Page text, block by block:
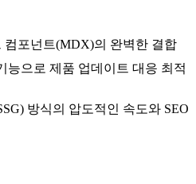
컴포넌트(MDX)의 완벽한 결합
능으로 제품 업데이트 대응 최적
방식의 압도적인 속도와 SEO